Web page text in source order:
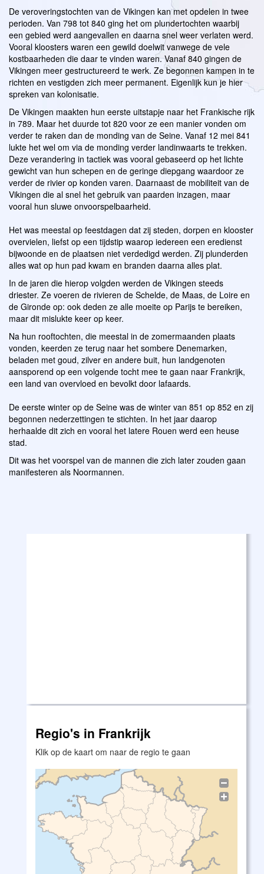
De veroveringstochten van de Vikingen kan met opdelen in twee
perioden. Van 798 tot 840 ging het om plundertochten waarbij
een gebied werd aangevallen en daarna snel weer verlaten werd.
Vooral kloosters waren een gewild doelwit vanwege de vele
kostbaarheden die daar te vinden waren. Vanaf 840 gingen de
Vikingen meer gestructureerd te werk. Ze begonnen kampen in te
richten en vestigden zich meer permanent. Eigenlijk kun je hier
spreken van kolonisatie.
De Vikingen maakten hun eerste uitstapje naar het Frankische rijk
in 789. Maar het duurde tot 820 voor ze een manier vonden om
verder te raken dan de monding van de Seine. Vanaf 12 mei 841
lukte het wel om via de monding verder landinwaarts te trekken.
Deze verandering in tactiek was vooral gebaseerd op het lichte
gewicht van hun schepen en de geringe diepgang waardoor ze
verder de rivier op konden varen. Daarnaast de mobiliteit van de
Vikingen die al snel het gebruik van paarden inzagen, maar
vooral hun sluwe onvoorspelbaarheid.
Het was meestal op feestdagen dat zij steden, dorpen en klooster
overvielen, liefst op een tijdstip waarop iedereen een eredienst
bijwoonde en de plaatsen niet verdedigd werden. Zij plunderden
alles wat op hun pad kwam en branden daarna alles plat.
In de jaren die hierop volgden werden de Vikingen steeds
driester. Ze voeren de rivieren de Schelde, de Maas, de Loire en
de Gironde op: ook deden ze alle moeite op Parijs te bereiken,
maar dit mislukte keer op keer.
Na hun rooftochten, die meestal in de zomermaanden plaats
vonden, keerden ze terug naar het sombere Denemarken,
beladen met goud, zilver en andere buit, hun landgenoten
aansporend op een volgende tocht mee te gaan naar Frankrijk,
een land van overvloed en bevolkt door lafaards.
De eerste winter op de Seine was de winter van 851 op 852 en zij
begonnen nederzettingen te stichten. In het jaar daarop
herhaalde dit zich en vooral het latere Rouen werd een heuse
stad.
Dit was het voorspel van de mannen die zich later zouden gaan
manifesteren als Noormannen.
Regio's in Frankrijk
Klik op de kaart om naar de regio te gaan